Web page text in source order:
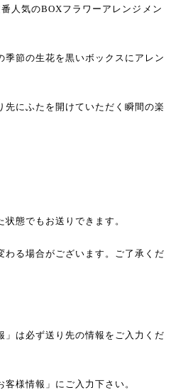
人気のBOXフラワーアレンジメン
季節の生花を黒いボックスにアレン
先にふたを開けていただく瞬間の楽
態でもお送りできます。
る場合がございます。ご了承くだ
」は必ず送り先の情報をご入力くだ
様情報」にご入力下さい。